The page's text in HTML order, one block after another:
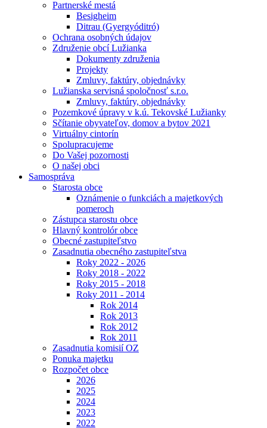
Partnerské mestá
Besigheim
Ditrau (Gyergyóditró)
Ochrana osobných údajov
Združenie obcí Lužianka
Dokumenty združenia
Projekty
Zmluvy, faktúry, objednávky
Lužianska servisná spoločnosť s.r.o.
Zmluvy, faktúry, objednávky
Pozemkové úpravy v k.ú. Tekovské Lužianky
Sčítanie obyvateľov, domov a bytov 2021
Virtuálny cintorín
Spolupracujeme
Do Vašej pozornosti
O našej obci
Samospráva
Starosta obce
Oznámenie o funkciách a majetkových
pomeroch
Zástupca starostu obce
Hlavný kontrolór obce
Obecné zastupiteľstvo
Zasadnutia obecného zastupiteľstva
Roky 2022 - 2026
Roky 2018 - 2022
Roky 2015 - 2018
Roky 2011 - 2014
Rok 2014
Rok 2013
Rok 2012
Rok 2011
Zasadnutia komisií OZ
Ponuka majetku
Rozpočet obce
2026
2025
2024
2023
2022